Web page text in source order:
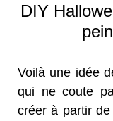
DIY
Voilà une idée
qui ne coute
créer à partir